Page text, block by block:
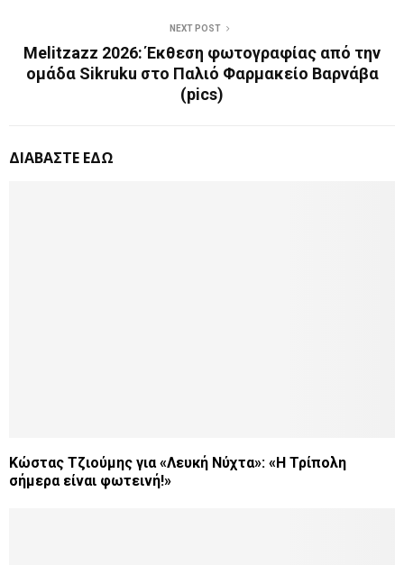
NEXT POST
Melitzazz 2026: Έκθεση φωτογραφίας από την
ομάδα Sikruku στο Παλιό Φαρμακείο Βαρνάβα
(pics)
ΔΙΑΒΑΣΤΕ ΕΔΩ
Κώστας Τζιούμης για «Λευκή Νύχτα»: «Η Τρίπολη
σήμερα είναι φωτεινή!»